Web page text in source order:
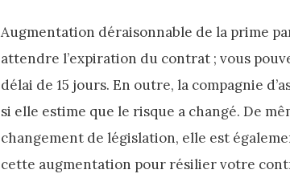
Augmentation déraisonnable de la prime
attendre l’expiration du contrat ; vous
délai de 15 jours. En outre, la compagnie
si elle estime que le risque a changé. De
changement de législation, elle est
cette augmentation pour résilier votre